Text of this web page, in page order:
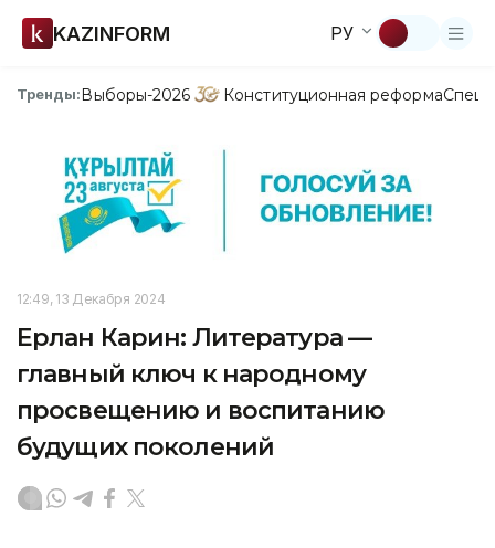
KAZINFORM РУ
Тренды:Выборы-2026 Конституционная реформа
12:49, 13 Декабря 2024
Ерлан Карин: Литература —
главный ключ к народному
просвещению и воспитанию
будущих поколений